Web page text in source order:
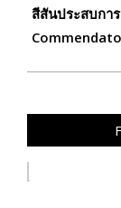
สีสันประสบกา